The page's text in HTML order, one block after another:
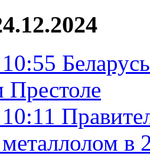
Престоле
металлолом в